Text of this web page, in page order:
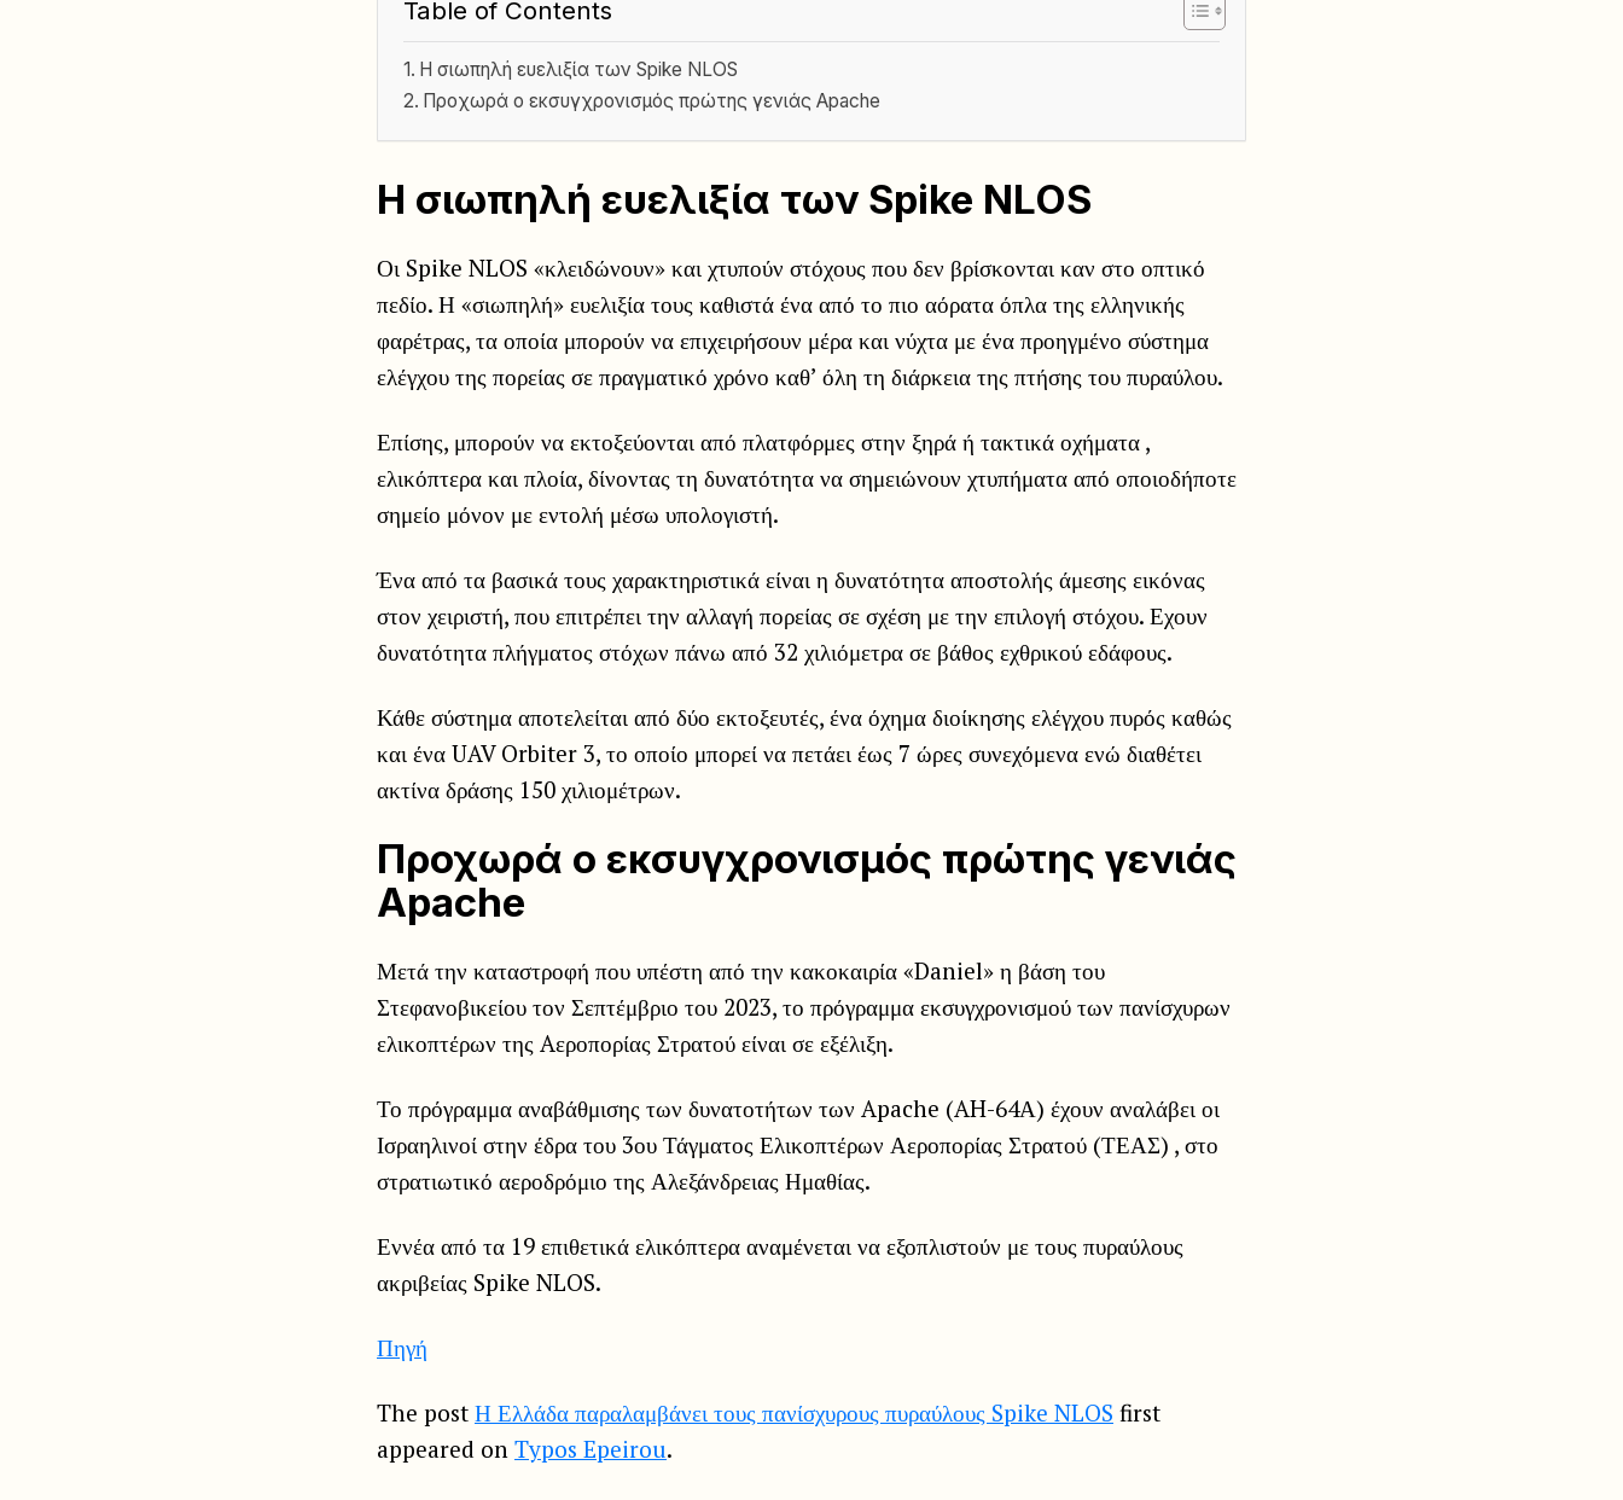
Table of Contents
Η σιωπηλή ευελιξία των Spike NLOS
Προχωρά ο εκσυγχρονισμός πρώτης γενιάς Apache
Η σιωπηλή ευελιξία των Spike NLOS
Οι Spike NLOS «κλειδώνουν» και χτυπούν στόχους που δεν βρίσκονται καν στο οπτικό
πεδίο. Η «σιωπηλή» ευελιξία τους καθιστά ένα από το πιο αόρατα όπλα της ελληνικής
φαρέτρας, τα οποία μπορούν να επιχειρήσουν μέρα και νύχτα με ένα προηγμένο σύστημα
ελέγχου της πορείας σε πραγματικό χρόνο καθ’ όλη τη διάρκεια της πτήσης του πυραύλου.
Επίσης, μπορούν να εκτοξεύονται από πλατφόρμες στην ξηρά ή τακτικά οχήματα ,
ελικόπτερα και πλοία, δίνοντας τη δυνατότητα να σημειώνουν χτυπήματα από οποιοδήποτε
σημείο μόνον με εντολή μέσω υπολογιστή.
Ένα από τα βασικά τους χαρακτηριστικά είναι η δυνατότητα αποστολής άμεσης εικόνας
στον χειριστή, που επιτρέπει την αλλαγή πορείας σε σχέση με την επιλογή στόχου. Εχουν
δυνατότητα πλήγματος στόχων πάνω από 32 χιλιόμετρα σε βάθος εχθρικού εδάφους.
Κάθε σύστημα αποτελείται από δύο εκτοξευτές, ένα όχημα διοίκησης ελέγχου πυρός καθώς
και ένα UAV Orbiter 3, το οποίο μπορεί να πετάει έως 7 ώρες συνεχόμενα ενώ διαθέτει
ακτίνα δράσης 150 χιλιομέτρων.
Προχωρά ο εκσυγχρονισμός πρώτης γενιάς
Apache
Μετά την καταστροφή που υπέστη από την κακοκαιρία «Daniel» η βάση του
Στεφανοβικείου τον Σεπτέμβριο του 2023, το πρόγραμμα εκσυγχρονισμού των πανίσχυρων
ελικοπτέρων της Aεροπορίας Στρατού είναι σε εξέλιξη.
Το πρόγραμμα αναβάθμισης των δυνατοτήτων των Apache (AH-64Α) έχουν αναλάβει οι
Ισραηλινοί στην έδρα του 3ου Τάγματος Ελικοπτέρων Αεροπορίας Στρατού (ΤΕΑΣ) , στο
στρατιωτικό αεροδρόμιο της Αλεξάνδρειας Ημαθίας.
Εννέα από τα 19 επιθετικά ελικόπτερα αναμένεται να εξοπλιστούν με τους πυραύλους
ακριβείας Spike NLOS.
Πηγή
The post Η Ελλάδα παραλαμβάνει τους πανίσχυρους πυραύλους Spike NLOS first
appeared on Typos Epeirou.